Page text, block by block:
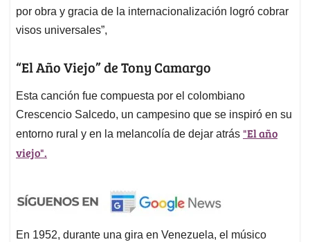
por obra y gracia de la internacionalización logró cobrar
visos universales”,
“El Año Viejo” de Tony Camargo
Esta canción fue compuesta por el colombiano
Crescencio Salcedo, un campesino que se inspiró en su
entorno rural y en la melancolía de dejar atrás "El año
viejo".
En 1952, durante una gira en Venezuela, el músico